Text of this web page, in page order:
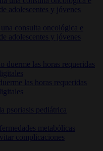
consulta oncológica e
adolescentes y jóvenes
las horas requeridas
psoriasis pediátrica
metabólicas
complicaciones